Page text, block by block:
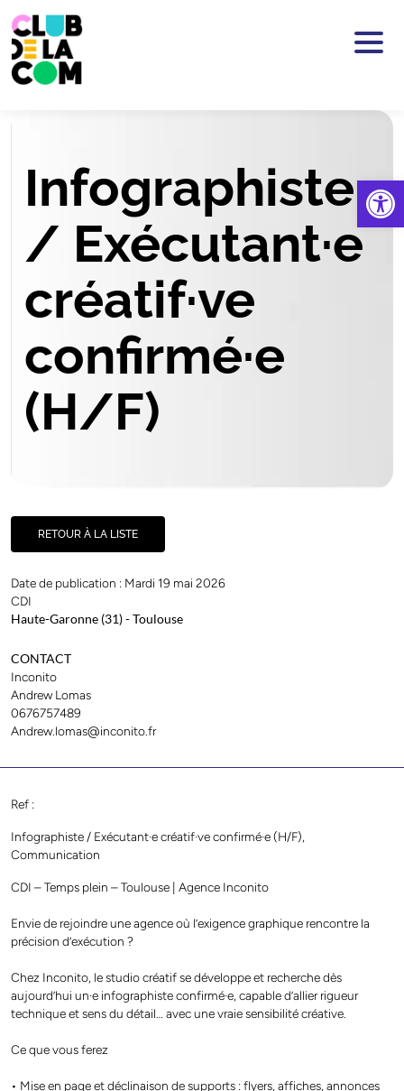
Infographiste
/ Exécutant·e
créatif·ve
confirmé·e
(H/F)
RETOUR À LA LISTE
Date de publication : Mardi 19 mai 2026
CDI
Haute-Garonne (31)- Toulouse
CONTACT
Inconito
Andrew Lomas
0676757489
Andrew.lomas@inconito.fr
Ref :
Infographiste / Exécutant·e créatif·ve confirmé·e (H/F),
Communication
CDI – Temps plein – Toulouse | Agence Inconito
Envie de rejoindre une agence où l’exigence graphique rencontre la
précision d’exécution ?
Chez Inconito, le studio créatif se développe et recherche dès
aujourd’hui un·e infographiste confirmé·e, capable d’allier rigueur
technique et sens du détail… avec une vraie sensibilité créative.
Ce que vous ferez
• Mise en page et déclinaison de supports : flyers, affiches, annonces